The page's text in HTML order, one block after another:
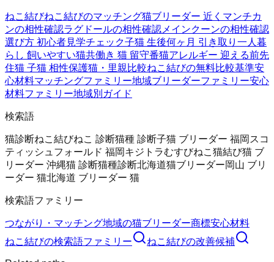
ねこ結びねこ結びのマッチング猫ブリーダー 近く マンチカ
ンの相性確認ラグドールの相性確認 メインクーンの相性確認
選び方 初心者見学チェック子猫 生後何ヶ月 引き取り 一人暮
らし 飼いやすい猫共働き 猫 留守番猫アレルギー 迎える前先
住猫 子猫 相性保護猫・里親比較ねこ結びの無料比較基準安
心材料マッチングファミリー地域ブリーダーファミリー安心
材料ファミリー地域別ガイド
検索語
猫診断ねこ結びねこ 診断猫種 診断子猫 ブリーダー 福岡 スコ
ティッシュフォールド 福岡キジトラむすびねこ 猫結び猫 ブ
リーダー 沖縄猫 診断猫種診断北海道猫ブリーダー岡山 ブリ
ーダー 猫北海道 ブリーダー 猫
検索語ファミリー
つながり・マッチング地域の猫ブリーダー商標安心材料
ねこ結びの検索語ファミリー ねこ結びの改善候補